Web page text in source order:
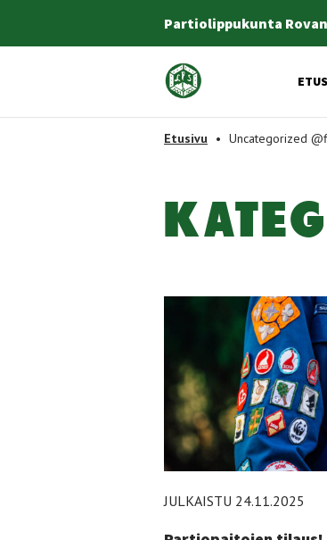
Partiolippukunta
Etusivulle
Etusivu • Uncategorized
JULKAISTU 24.11.2025